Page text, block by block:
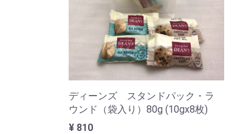
ディーンズ スタンドパック・ラ
ウンド（袋入り）80g (10gx8枚)
¥ 810